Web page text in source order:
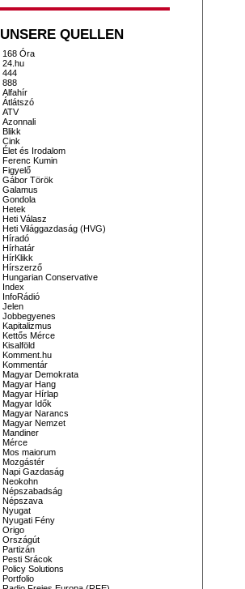
UNSERE QUELLEN
168 Óra
24.hu
444
888
Alfahír
Átlátszó
ATV
Azonnali
Blikk
Cink
Élet és Irodalom
Ferenc Kumin
Figyelő
Gábor Török
Galamus
Gondola
Hetek
Heti Válasz
Heti Világgazdaság (HVG)
Híradó
Hírhatár
HírKlikk
Hírszerző
Hungarian Conservative
Index
InfoRádió
Jelen
Jobbegyenes
Kapitalizmus
Kettős Mérce
Kisalföld
Komment.hu
Kommentár
Magyar Demokrata
Magyar Hang
Magyar Hírlap
Magyar Idők
Magyar Narancs
Magyar Nemzet
Mandiner
Mérce
Mos maiorum
Mozgástér
Napi Gazdaság
Neokohn
Népszabadság
Népszava
Nyugat
Nyugati Fény
Origo
Országút
Partizán
Pesti Srácok
Policy Solutions
Portfolio